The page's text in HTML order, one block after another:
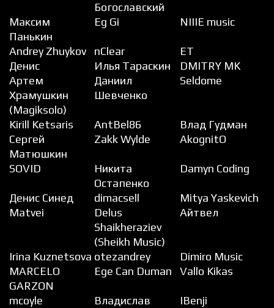
Богославский
Максим
Панькин
Eg Gi NIIIE music
Andrey Zhuykov nClear
ET
Денис
Илья Тараскин
DMITRY MK
Артем
Храмушкин
(Magiksolo)
Даниил
Шевченко
Seldome
Kirill Ketsaris AntBel86
Влад Гудман
Сергей
Матюшкин
Zakk Wylde AkognitO
SOVID
Никита
Остапенко
Damyn Coding
Денис Синед dimacsell
Mitya Yaskevich
Matvei
Delus
Shaikheraziev
(Sheikh Music)
Айтвел
Irina Kuznetsova otezandrey
Dimiro Music
MARCELO
GARZON
Ege Can Duman Vallo Kikas
mcoyle Владислав IBenji